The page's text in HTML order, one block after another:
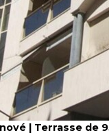
| Terrasse de